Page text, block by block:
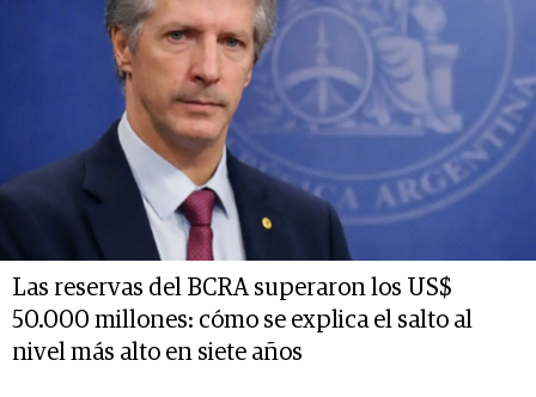
Las reservas del BCRA superaron los US$
50.000 millones: cómo se explica el salto al
nivel más alto en siete años